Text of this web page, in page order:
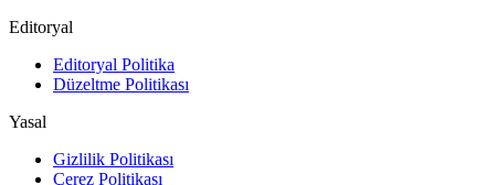
Editoryal
Editoryal Politika
Düzeltme Politikası
Yasal
Gizlilik Politikası
Çerez Politikası